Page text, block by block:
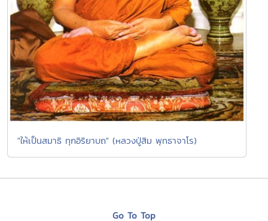
"ให้เป็นสมาธิ ทุกอิริยาบถ" (หลวงปู่สิม พุทธาจาโร)
Go To Top